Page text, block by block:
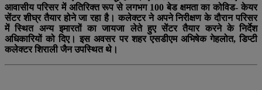
आवासीय परिसर में अतिरिक्त रूप से लगभग 100 बेड क्षमता का कोविड- केयर
सेंटर शीघ्र तैयार होने जा रहा है। कलेक्टर ने अपने निरीक्षण के दौरान परिसर
में स्थित अन्य इमारतों का जायजा लेते हुए सेंटर तैयार करने के निर्देश
अधिकारियों को दिए। इस अवसर पर शहर एसडीएम अभिषेक गेहलोत, डिप्टी
कलेक्टर शिराली जैन उपस्थित थे।